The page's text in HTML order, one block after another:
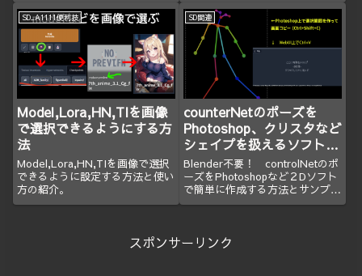
SD_A1111便利技
Model,Lora,HN,TIを画像
で選択できるようにする方
法
Model,Lora,HN,TIを画像で選択
できるように設定する方法と使い
方の紹介。
SD関連
counterNetのポーズを
Photoshop、クリスタなど
シェイプを扱えるソフトで
行う簡単な方法
Blender不要！ controlNetのポ
ーズをPhotoshopなど２Dソフト
で簡単に作成する方法とサンプル
のPSDとClipファイルの配布。
スポンサーリンク